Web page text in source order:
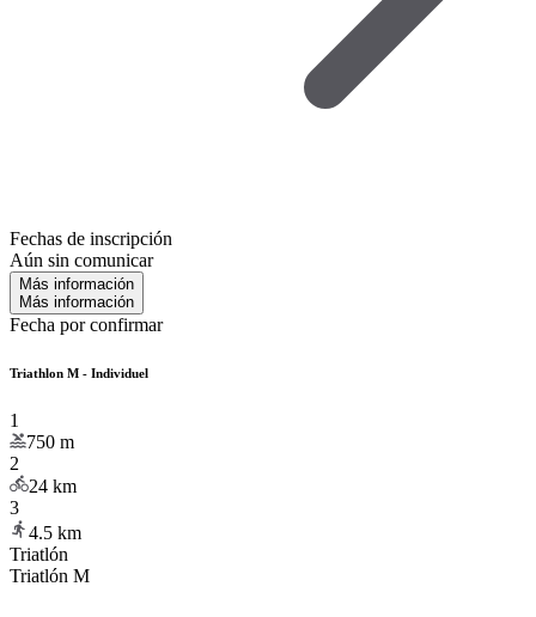
Fechas de inscripción
Aún sin comunicar
Más información
Más información
Fecha por confirmar
Triathlon M - Individuel
1
750 m
2
24 km
3
4.5 km
Triatlón
Triatlón M